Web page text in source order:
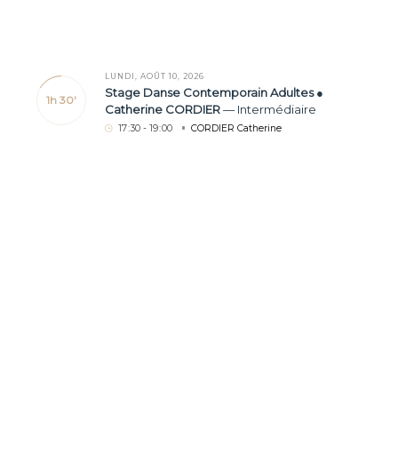
1h 30'
LUNDI, AOÛT 10, 2026
Stage Danse Contemporain Adultes ●
Catherine CORDIER— Intermédiaire
17:30 - 19:00 CORDIER Catherine